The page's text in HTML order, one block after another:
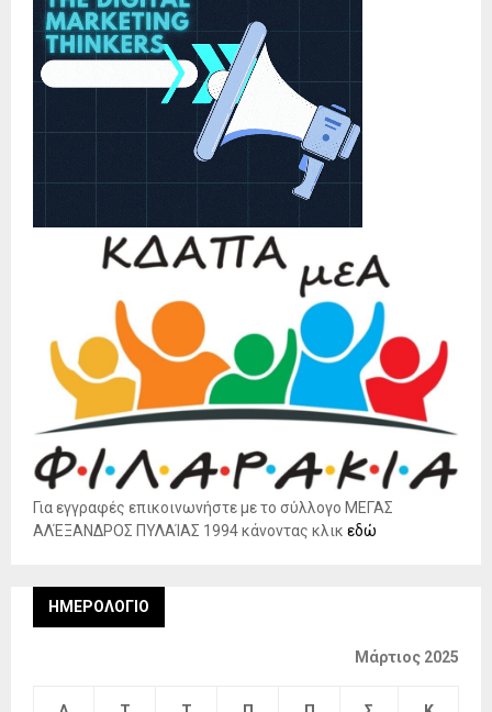
Για εγγραφές επικοινωνήστε με το σύλλογο ΜΕΓΑΣ
ΑΛΈΞΑΝΔΡΟΣ ΠΥΛΑΊΑΣ 1994 κάνοντας κλικ εδώ
ΗΜΕΡΟΛΌΓΙΟ
Μάρτιος 2025